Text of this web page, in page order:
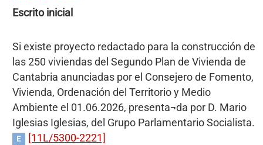
Escrito inicial
Si existe proyecto redactado para la construcción de
las 250 viviendas del Segundo Plan de Vivienda de
Cantabria anunciadas por el Consejero de Fomento,
Vivienda, Ordenación del Territorio y Medio
Ambiente el 01.06.2026, presenta¬da por D. Mario
Iglesias Iglesias, del Grupo Parlamentario Socialista.
E
[11L/5300-2221]